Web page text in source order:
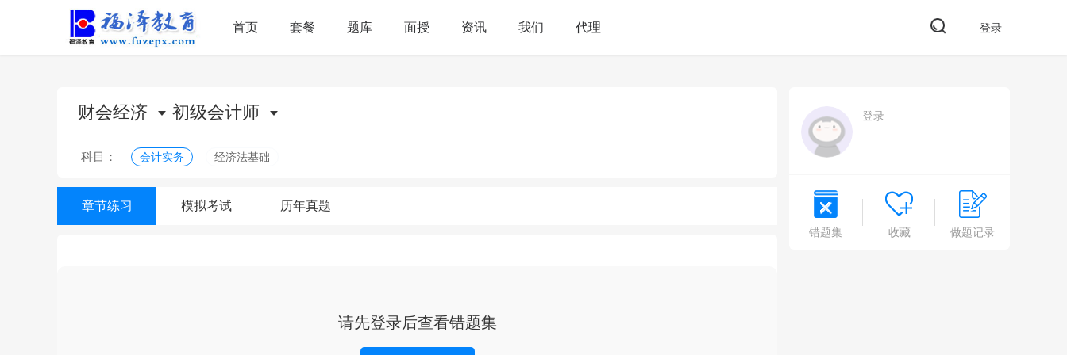
首页 套餐 题库 面授 资讯 我们 代理 登录
财会经济 初级会计师
科目： 会计实务 经济法基础
章节练习 模拟考试 历年真题
请先登录后查看错题集
登录
错题集 收藏 做题记录